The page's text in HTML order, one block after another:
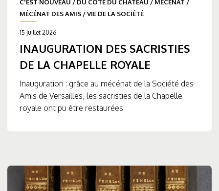
C'EST NOUVEAU / DU CÔTÉ DU CHÂTEAU / MÉCÉNAT /
MÉCÉNAT DES AMIS /VIE DE LA SOCIÉTÉ
15 juillet 2026
INAUGURATION DES SACRISTIES
DE LA CHAPELLE ROYALE
Inauguration : grâce au mécénat de la Société des
Amis de Versailles, les sacristies de la Chapelle
royale ont pu être restaurées